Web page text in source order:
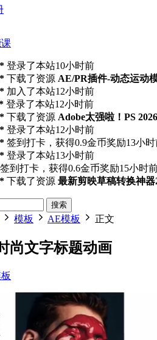
登录了本站10小时前
下载了资源 AE/PR插件-动态运动
加入了本站12小时前
登录了本站12小时前
下载了资源 Adobe太强啦！PS
登录了本站12小时前
签到打卡，获得0.9金币奖励13小
登录了本站13小时前
签到打卡，获得0.6金币奖励15小时
下载了资源 最新剪映草稿转换神器
搜索
模板 AE模板 正文
尚文字标题动画